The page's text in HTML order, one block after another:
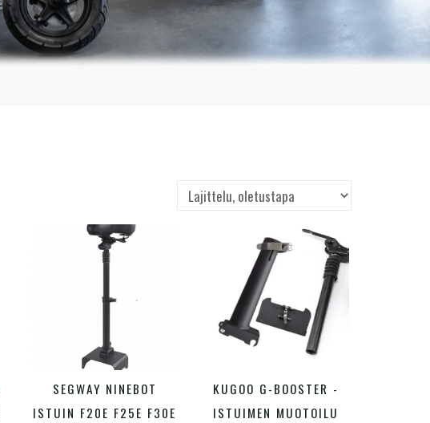
LISÄÄ OSTOSKORIIN
SEGWAY NINEBOT
ISTUIN F20E F25E F30E
LISÄÄ OSTOSKORIIN
KUGOO G-BOOSTER -
ISTUIMEN MUOTOILU